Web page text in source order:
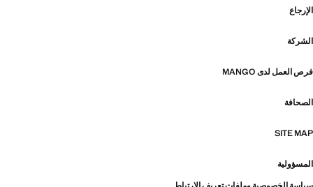
الإرجاع
الشركة
فرص العمل لدى MANGO
الصحافة
SITE MAP
المسؤولية